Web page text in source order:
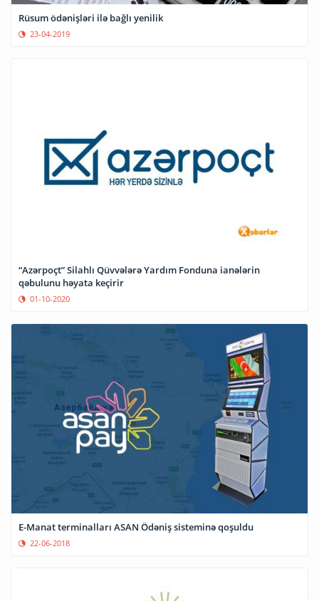
Rüsum ödənişləri ilə bağlı yenilik
23-04-2019
“Azərpoçt” Silahlı Qüvvələrə Yardım Fonduna ianələrin
qəbulunu həyata keçirir
01-10-2020
E-Manat terminalları ASAN Ödəniş sisteminə qoşuldu
22-06-2018